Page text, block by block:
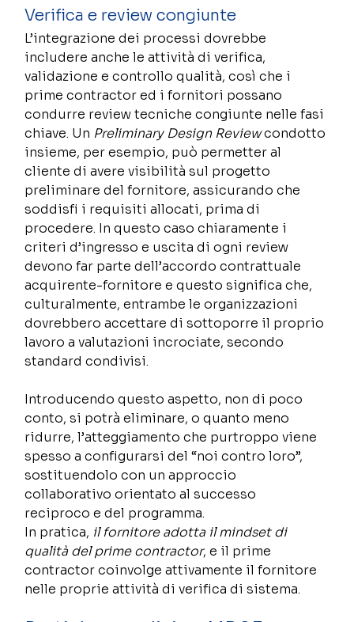
Verifica e review congiunte
L’integrazione dei processi dovrebbe
includere anche le attività di verifica,
validazione e controllo qualità, così che i
prime contractor ed i fornitori possano
condurre review tecniche congiunte nelle fasi
chiave. Un Preliminary Design Review condotto
insieme, per esempio, può permetter al
cliente di avere visibilità sul progetto
preliminare del fornitore, assicurando che
soddisfi i requisiti allocati, prima di
procedere. In questo caso chiaramente i
criteri d’ingresso e uscita di ogni review
devono far parte dell’accordo contrattuale
acquirente-fornitore e questo significa che,
culturalmente, entrambe le organizzazioni
dovrebbero accettare di sottoporre il proprio
lavoro a valutazioni incrociate, secondo
standard condivisi.
Introducendo questo aspetto, non di poco
conto, si potrà eliminare, o quanto meno
ridurre, l’atteggiamento che purtroppo viene
spesso a configurarsi del “noi contro loro”,
sostituendolo con un approccio
collaborativo orientato al successo
reciproco e del programma.
In pratica, il fornitore adotta il mindset di
qualità del prime contractor, e il prime
contractor coinvolge attivamente il fornitore
nelle proprie attività di verifica di sistema.